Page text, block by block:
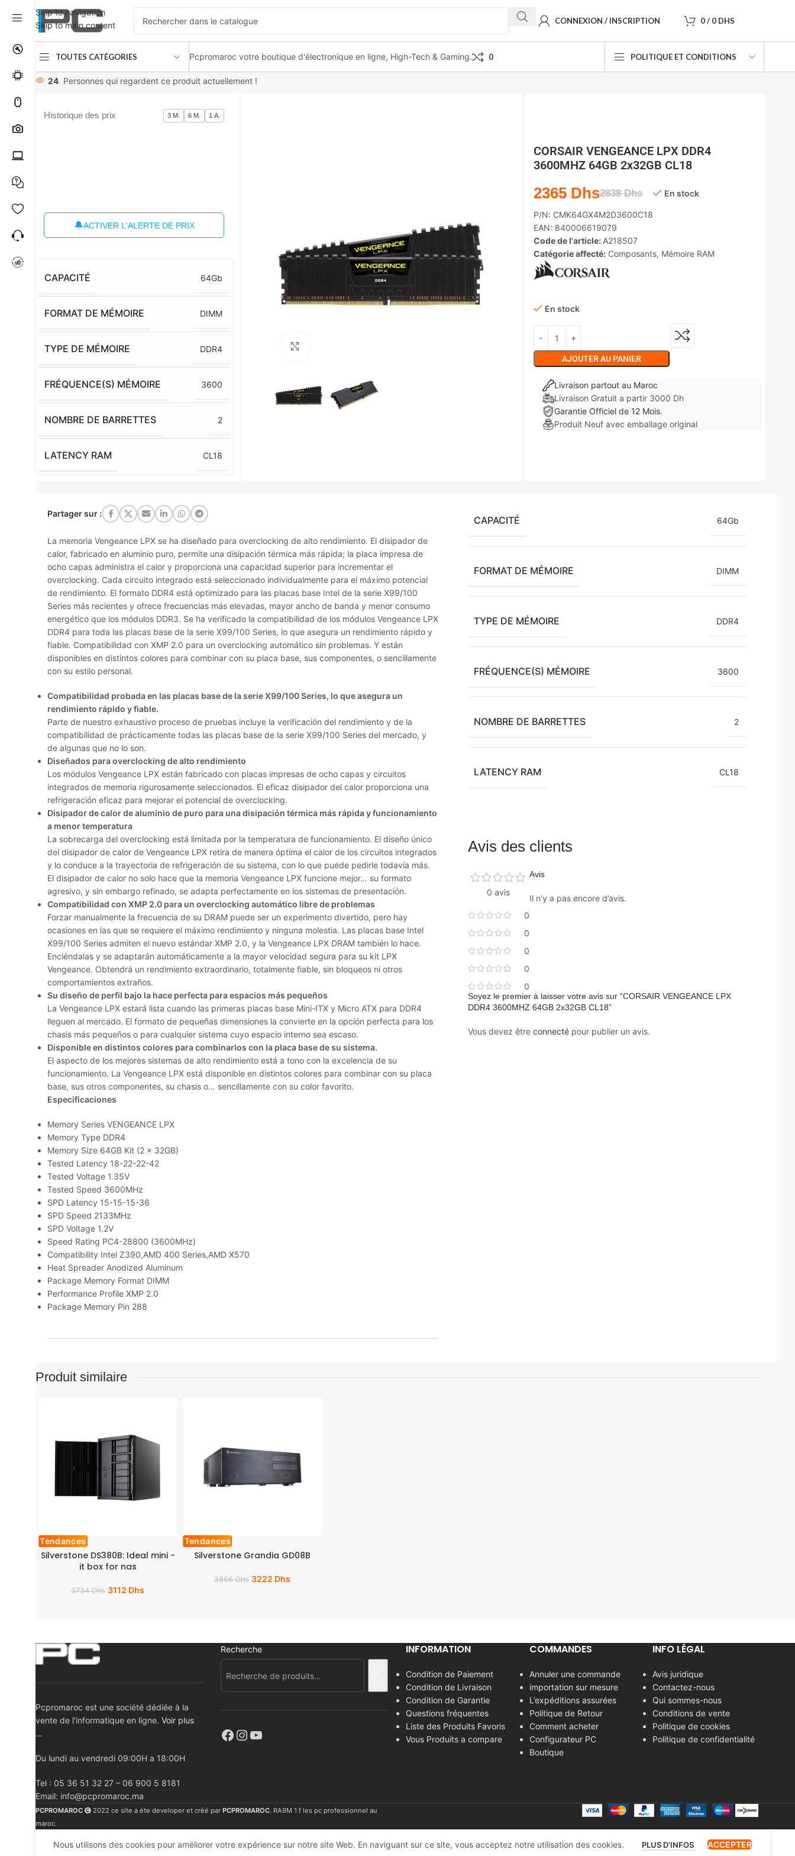
Skip to navigation
Skip to main content
CONNEXION / INSCRIPTION 0/ 0 DHS
TOUTES CATÉGORIES Pcpromaroc votre boutique d'électronique en ligne, High-Tech & Gaming. 0 POLITIQUE ET CONDITIONS
Accueil Composants Mémoire RAM
CORSAIR VENGEANCE LPX DDR4 3600MHZ 64GB 2x32GB CL18
24 Personnes qui regardent ce produit actuellement !
Historique des prix 3 M. 6 M. 1 A.
🔔ACTIVER L'ALERTE DE PRIX
CAPACITÉ 64Gb
FORMAT DE MÉMOIRE DIMM
TYPE DE MÉMOIRE DDR4
FRÉQUENCE(S) MÉMOIRE 3600
NOMBRE DE BARRETTES 2
LATENCY RAM CL18
CORSAIR VENGEANCE LPX DDR4
3600MHZ 64GB 2x32GB CL18
2838Dhs
2365 Dhs En stock
P/N: CMK64GX4M2D3600C18
EAN: 840006619079
Code de l'article: A218507
Catégorie affecté: Composants, Mémoire RAM
En stock
AJOUTER AU PANIER
Livraison partout au Maroc
Livraison Gratuit a partir 3000 Dh
Garantie Officiel de 12 Mois.
Produit Neuf avec emballage original
Partager sur :
La memoria Vengeance LPX se ha diseñado para overclocking de alto rendimiento. El disipador de
calor, fabricado en aluminio puro, permite una disipación térmica más rápida; la placa impresa de
ocho capas administra el calor y proporciona una capacidad superior para incrementar el
overclocking. Cada circuito integrado está seleccionado individualmente para el máximo potencial
de rendimiento. El formato DDR4 está optimizado para las placas base Intel de la serie X99/100
Series más recientes y ofrece frecuencias más elevadas, mayor ancho de banda y menor consumo
energético que los módulos DDR3. Se ha verificado la compatibilidad de los módulos Vengeance LPX
DDR4 para toda las placas base de la serie X99/100 Series, lo que asegura un rendimiento rápido y
fiable. Compatibilidad con XMP 2.0 para un overclocking automático sin problemas. Y están
disponibles en distintos colores para combinar con su placa base, sus componentes, o sencillamente
con su estilo personal.
Compatibilidad probada en las placas base de la serie X99/100 Series, lo que asegura un
rendimiento rápido y fiable.
Parte de nuestro exhaustivo proceso de pruebas incluye la verificación del rendimiento y de la
compatibilidad de prácticamente todas las placas base de la serie X99/100 Series del mercado, y
de algunas que no lo son.
Diseñados para overclocking de alto rendimiento
Los módulos Vengeance LPX están fabricado con placas impresas de ocho capas y circuitos
integrados de memoria rigurosamente seleccionados. El eficaz disipador del calor proporciona una
refrigeración eficaz para mejorar el potencial de overclocking.
Disipador de calor de aluminio de puro para una disipación térmica más rápida y funcionamiento
a menor temperatura
La sobrecarga del overclocking está limitada por la temperatura de funcionamiento. El diseño único
del disipador de calor de Vengeance LPX retira de manera óptima el calor de los circuitos integrados
y lo conduce a la trayectoria de refrigeración de su sistema, con lo que puede pedirle todavía más.
El disipador de calor no solo hace que la memoria Vengeance LPX funcione mejor… su formato
agresivo, y sin embargo refinado, se adapta perfectamente en los sistemas de presentación.
Compatibilidad con XMP 2.0 para un overclocking automático libre de problemas
Forzar manualmente la frecuencia de su DRAM puede ser un experimento divertido, pero hay
ocasiones en las que se requiere el máximo rendimiento y ninguna molestia. Las placas base Intel
X99/100 Series admiten el nuevo estándar XMP 2.0, y la Vengeance LPX DRAM también lo hace.
Enciéndalas y se adaptarán automáticamente a la mayor velocidad segura para su kit LPX
Vengeance. Obtendrá un rendimiento extraordinario, totalmente fiable, sin bloqueos ni otros
comportamientos extraños.
Su diseño de perfil bajo la hace perfecta para espacios más pequeños
La Vengeance LPX estará lista cuando las primeras placas base Mini-ITX y Micro ATX para DDR4
lleguen al mercado. El formato de pequeñas dimensiones la convierte en la opción perfecta para los
chasis más pequeños o para cualquier sistema cuyo espacio interno sea escaso.
Disponible en distintos colores para combinarlos con la placa base de su sistema.
El aspecto de los mejores sistemas de alto rendimiento está a tono con la excelencia de su
funcionamiento. La Vengeance LPX está disponible en distintos colores para combinar con su placa
base, sus otros componentes, su chasis o… sencillamente con su color favorito.
Especificaciones
Memory Series VENGEANCE LPX
Memory Type DDR4
Memory Size 64GB Kit (2 x 32GB)
Tested Latency 18-22-22-42
Tested Voltage 1.35V
Tested Speed 3600MHz
SPD Latency 15-15-15-36
SPD Speed 2133MHz
SPD Voltage 1.2V
Speed Rating PC4-28800 (3600MHz)
Compatibility Intel Z390,AMD 400 Series,AMD X570
Heat Spreader Anodized Aluminum
Package Memory Format DIMM
Performance Profile XMP 2.0
Package Memory Pin 288
CAPACITÉ 64Gb
FORMAT DE MÉMOIRE DIMM
TYPE DE MÉMOIRE DDR4
FRÉQUENCE(S) MÉMOIRE 3600
NOMBRE DE BARRETTES 2
LATENCY RAM CL18
Avis des clients
0 avis
0
0
0
0
0
Avis
Il n’y a pas encore d’avis.
Soyez le premier à laisser votre avis sur “CORSAIR VENGEANCE LPX
DDR4 3600MHZ 64GB 2x32GB CL18”
Vous devez être connectépour publier un avis.
Produit similaire
Tendances
Silverstone DS380B: Ideal mini -
it box for nas
3734Dhs 3112 Dhs
Tendances
Silverstone Grandia GD08B
3866Dhs 3222 Dhs
Pcpromaroc est une société dédiée à la
vente de l’informatique en ligne. Voir plus
…
Du lundi au vendredi 09:00H a 18:00H
Tel : 05 36 51 32 27 – 06 900 5 8181
Email: info@pcpromaroc.ma
Recherche INFORMATION
Condition de Paiement
Condition de Livraison
Condition de Garantie
Questions fréquentes
Liste des Produits Favoris
Vous Produits a compare
COMMANDES
Annuler une commande
importation sur mesure
L’expéditions assurées
Politique de Retour
Comment acheter
Configurateur PC
Boutique
INFO LÉGAL
Avis juridique
Contactez-nous
Qui sommes-nous
Conditions de vente
Politique de cookies
Politique de confidentialité
PCPROMAROC 2022 ce site a éte developer et créé par PCPROMAROC. RA9M 1 f les pc professionnel au
maroc.
Nous utilisons des cookies pour améliorer votre expérience sur notre site Web. En naviguant sur ce site, vous acceptez notre utilisation des cookies. PLUS D’INFOS ACCEPTER